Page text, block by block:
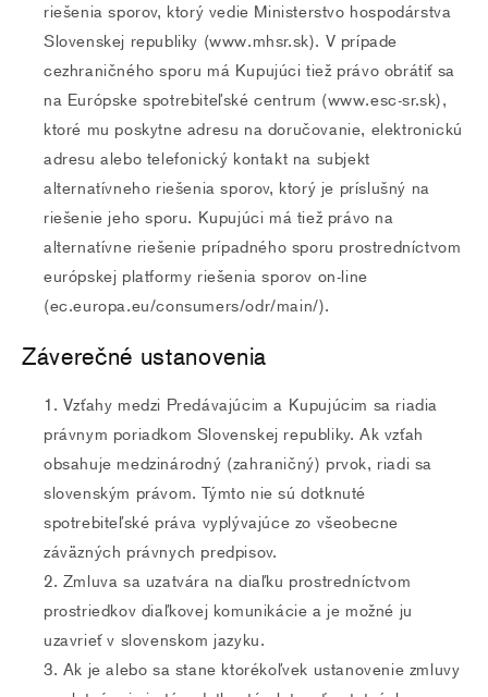
riešenia sporov, ktorý vedie Ministerstvo hospodárstva
Slovenskej republiky (www.mhsr.sk). V prípade
cezhraničného sporu má Kupujúci tiež právo obrátiť sa
na Európske spotrebiteľské centrum (www.esc-sr.sk),
ktoré mu poskytne adresu na doručovanie, elektronickú
adresu alebo telefonický kontakt na subjekt
alternatívneho riešenia sporov, ktorý je príslušný na
riešenie jeho sporu. Kupujúci má tiež právo na
alternatívne riešenie prípadného sporu prostredníctvom
európskej platformy riešenia sporov on-line
(ec.europa.eu/consumers/odr/main/).
Záverečné ustanovenia
Vzťahy medzi Predávajúcim a Kupujúcim sa riadia
právnym poriadkom Slovenskej republiky. Ak vzťah
obsahuje medzinárodný (zahraničný) prvok, riadi sa
slovenským právom. Týmto nie sú dotknuté
spotrebiteľské práva vyplývajúce zo všeobecne
záväzných právnych predpisov.
Zmluva sa uzatvára na diaľku prostredníctvom
prostriedkov diaľkovej komunikácie a je možné ju
uzavrieť v slovenskom jazyku.
Ak je alebo sa stane ktorékoľvek ustanovenie zmluvy